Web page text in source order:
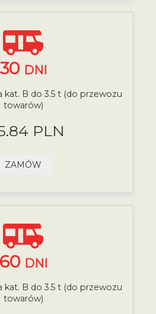
30 DNI
kat. B do 3.5 t (do przewozu
towarów)
PLN
ZAMÓW
60 DNI
kat. B do 3.5 t (do przewozu
towarów)